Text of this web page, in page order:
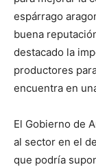
espárrago
buena
destacado la
productores
encuentra en
El Gobierno de
al sector en el
que podría